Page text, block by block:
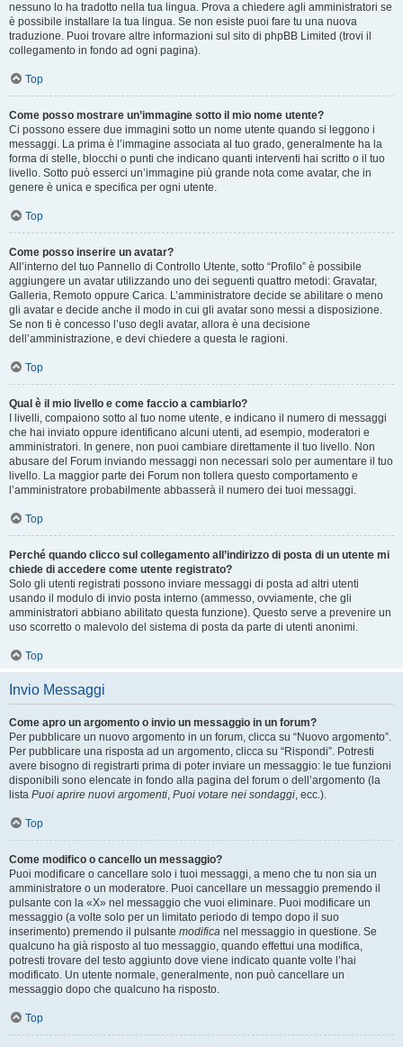
nessuno lo ha tradotto nella tua lingua. Prova a chiedere agli amministratori se
è possibile installare la tua lingua. Se non esiste puoi fare tu una nuova
traduzione. Puoi trovare altre informazioni sul sito di phpBB Limited (trovi il
collegamento in fondo ad ogni pagina).
Top
Come posso mostrare un’immagine sotto il mio nome utente?
Ci possono essere due immagini sotto un nome utente quando si leggono i
messaggi. La prima è l’immagine associata al tuo grado, generalmente ha la
forma di stelle, blocchi o punti che indicano quanti interventi hai scritto o il tuo
livello. Sotto può esserci un’immagine più grande nota come avatar, che in
genere è unica e specifica per ogni utente.
Top
Come posso inserire un avatar?
All’interno del tuo Pannello di Controllo Utente, sotto “Profilo” è possibile
aggiungere un avatar utilizzando uno dei seguenti quattro metodi: Gravatar,
Galleria, Remoto oppure Carica. L’amministratore decide se abilitare o meno
gli avatar e decide anche il modo in cui gli avatar sono messi a disposizione.
Se non ti è concesso l’uso degli avatar, allora è una decisione
dell’amministrazione, e devi chiedere a questa le ragioni.
Top
Qual è il mio livello e come faccio a cambiarlo?
I livelli, compaiono sotto al tuo nome utente, e indicano il numero di messaggi
che hai inviato oppure identificano alcuni utenti, ad esempio, moderatori e
amministratori. In genere, non puoi cambiare direttamente il tuo livello. Non
abusare del Forum inviando messaggi non necessari solo per aumentare il tuo
livello. La maggior parte dei Forum non tollera questo comportamento e
l’amministratore probabilmente abbasserà il numero dei tuoi messaggi.
Top
Perché quando clicco sul collegamento all’indirizzo di posta di un utente mi
chiede di accedere come utente registrato?
Solo gli utenti registrati possono inviare messaggi di posta ad altri utenti
usando il modulo di invio posta interno (ammesso, ovviamente, che gli
amministratori abbiano abilitato questa funzione). Questo serve a prevenire un
uso scorretto o malevolo del sistema di posta da parte di utenti anonimi.
Top
Invio Messaggi
Come apro un argomento o invio un messaggio in un forum?
Per pubblicare un nuovo argomento in un forum, clicca su “Nuovo argomento”.
Per pubblicare una risposta ad un argomento, clicca su “Rispondi”. Potresti
avere bisogno di registrarti prima di poter inviare un messaggio: le tue funzioni
disponibili sono elencate in fondo alla pagina del forum o dell’argomento (la
lista Puoi aprire nuovi argomenti, Puoi votare nei sondaggi, ecc.).
Top
Come modifico o cancello un messaggio?
Puoi modificare o cancellare solo i tuoi messaggi, a meno che tu non sia un
amministratore o un moderatore. Puoi cancellare un messaggio premendo il
pulsante con la «X» nel messaggio che vuoi eliminare. Puoi modificare un
messaggio (a volte solo per un limitato periodo di tempo dopo il suo
inserimento) premendo il pulsante modifica nel messaggio in questione. Se
qualcuno ha già risposto al tuo messaggio, quando effettui una modifica,
potresti trovare del testo aggiunto dove viene indicato quante volte l’hai
modificato. Un utente normale, generalmente, non può cancellare un
messaggio dopo che qualcuno ha risposto.
Top